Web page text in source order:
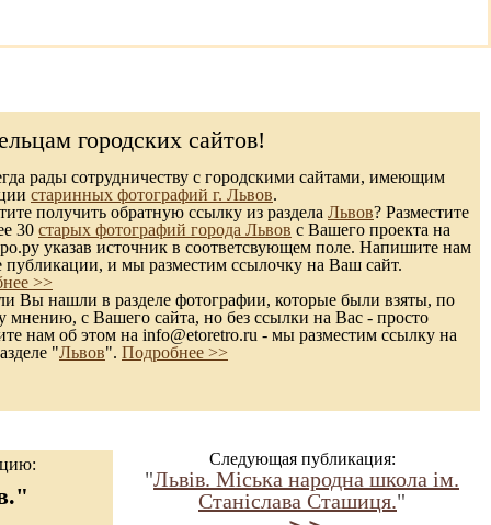
городских сайтов!
рады сотрудничеству с городскими сайтами, имеющим
старинных фотографий г. Львов.
получить обратную ссылку из раздела Львов? Разместите
30 старых фотографий города Львов с Вашего проекта на
указав источник в соответсвующем поле. Напишите нам
публикации, и мы разместим ссылочку на Ваш сайт.
>>
Вы нашли в разделе фотографии, которые были взяты, по
мнению, с Вашего сайта, но без ссылки на Вас - просто
нам об этом на info@etoretro.ru - мы разместим ссылку на
"Львов". Подробнее >>
Следующая публикация:
"Львів. Міська народна школа ім.
Станіслава Сташиця."